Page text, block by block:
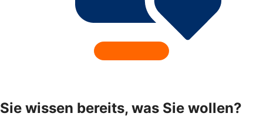
Sie wissen bereits, was Sie wollen?